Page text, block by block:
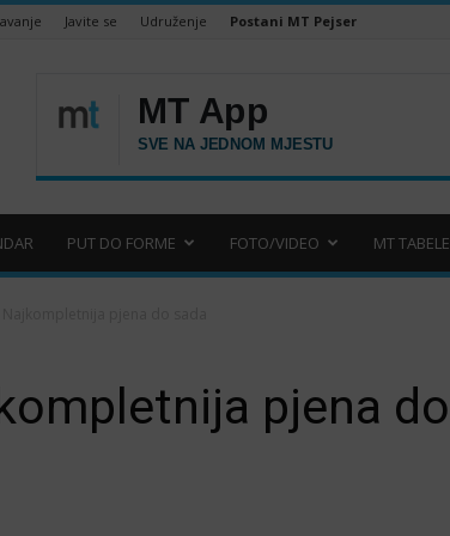
Javite se Udruženje Postani MT Pejser
PUT DO FORME FOTO/VIDEO MT TABELE
pjena do